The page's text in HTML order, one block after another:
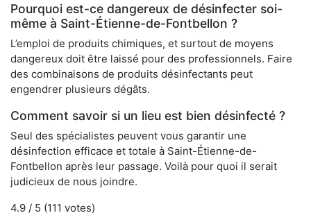
Pourquoi est-ce dangereux de désinfecter soi-
même à Saint-Étienne-de-Fontbellon ?
L’emploi de produits chimiques, et surtout de moyens
dangereux doit être laissé pour des professionnels. Faire
des combinaisons de produits désinfectants peut
engendrer plusieurs dégâts.
Comment savoir si un lieu est bien désinfecté ?
Seul des spécialistes peuvent vous garantir une
désinfection efficace et totale à Saint-Étienne-de-
Fontbellon après leur passage. Voilà pour quoi il serait
judicieux de nous joindre.
4.9 / 5 (111 votes)